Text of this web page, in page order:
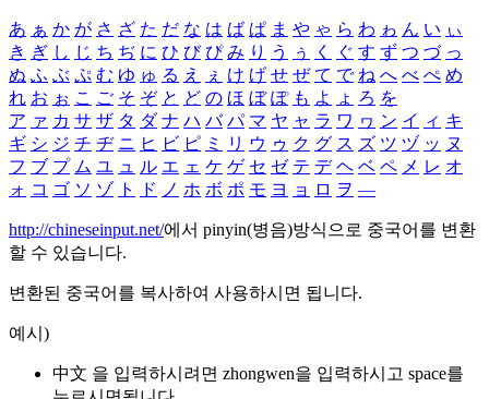
あ ぁ か が さ ざ た だ な は ば ぱ ま や ゃ ら わ ゎ ん い ぃ
き ぎ し じ ち ぢ に ひ び ぴ み り う ぅ く ぐ す ず つ づ っ
ぬ ふ ぶ ぷ む ゆ ゅ る え ぇ け げ せ ぜ て で ね へ べ ぺ め
れ お ぉ こ ご そ ぞ と ど の ほ ぼ ぽ も よ ょ ろ を
ア ァ カ サ ザ タ ダ ナ ハ バ パ マ ヤ ャ ラ ワ ヮ ン イ ィ キ
ギ シ ジ チ ヂ ニ ヒ ビ ピ ミ リ ウ ゥ ク グ ス ズ ツ ヅ ッ ヌ
フ ブ プ ム ユ ュ ル エ ェ ケ ゲ セ ゼ テ デ ヘ ベ ペ メ レ オ
ォ コ ゴ ソ ゾ ト ド ノ ホ ボ ポ モ ヨ ョ ロ ヲ ―
http://chineseinput.net/에서 pinyin(병음)방식으로 중국어를 변환
할 수 있습니다.
변환된 중국어를 복사하여 사용하시면 됩니다.
예시)
中文 을 입력하시려면 zhongwen을 입력하시고 space를